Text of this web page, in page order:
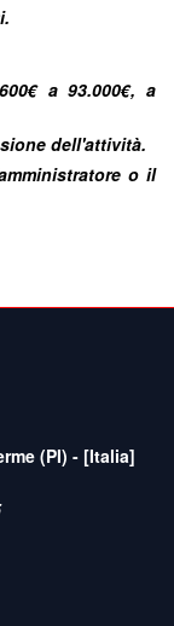
a 93.000€, a
dell'attività.
o il
(PI) - [Italia]